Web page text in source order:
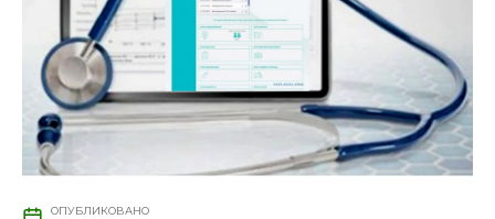
ОПУБЛИКОВАНО